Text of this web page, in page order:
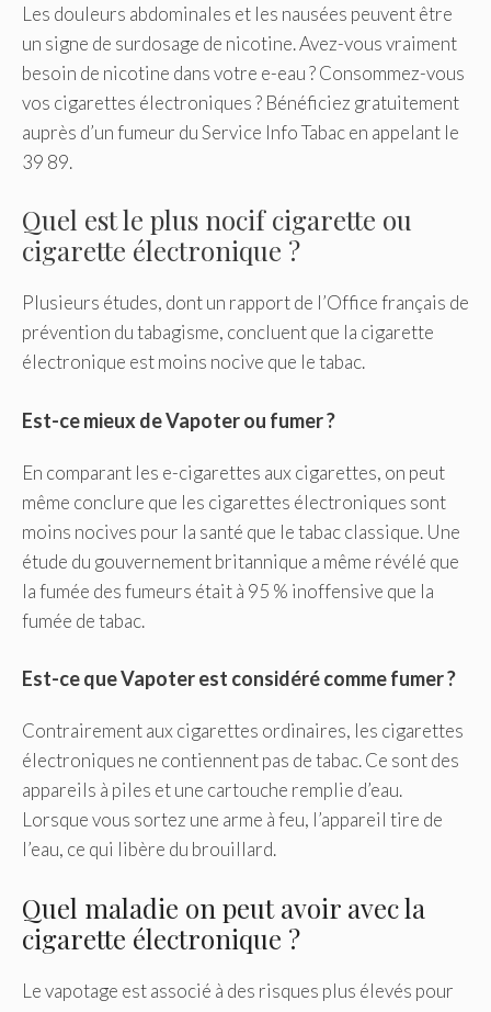
Les douleurs abdominales et les nausées peuvent être
un signe de surdosage de nicotine. Avez-vous vraiment
besoin de nicotine dans votre e-eau ? Consommez-vous
vos cigarettes électroniques ? Bénéficiez gratuitement
auprès d’un fumeur du Service Info Tabac en appelant le
39 89.
Quel est le plus nocif cigarette ou
cigarette électronique ?
Plusieurs études, dont un rapport de l’Office français de
prévention du tabagisme, concluent que la cigarette
électronique est moins nocive que le tabac.
Est-ce mieux de Vapoter ou fumer ?
En comparant les e-cigarettes aux cigarettes, on peut
même conclure que les cigarettes électroniques sont
moins nocives pour la santé que le tabac classique. Une
étude du gouvernement britannique a même révélé que
la fumée des fumeurs était à 95 % inoffensive que la
fumée de tabac.
Est-ce que Vapoter est considéré comme fumer ?
Contrairement aux cigarettes ordinaires, les cigarettes
électroniques ne contiennent pas de tabac. Ce sont des
appareils à piles et une cartouche remplie d’eau.
Lorsque vous sortez une arme à feu, l’appareil tire de
l’eau, ce qui libère du brouillard.
Quel maladie on peut avoir avec la
cigarette électronique ?
Le vapotage est associé à des risques plus élevés pour